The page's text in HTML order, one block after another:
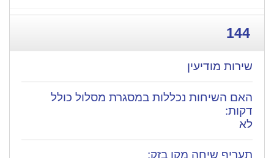
144
שירות מודיעין
לא